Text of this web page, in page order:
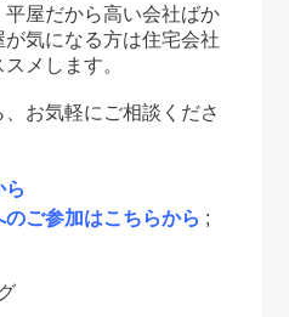
屋だから高い会社ばか
気になる方は住宅会社
メします。
お気軽にご相談くださ
ら
ご参加はこちらから ;